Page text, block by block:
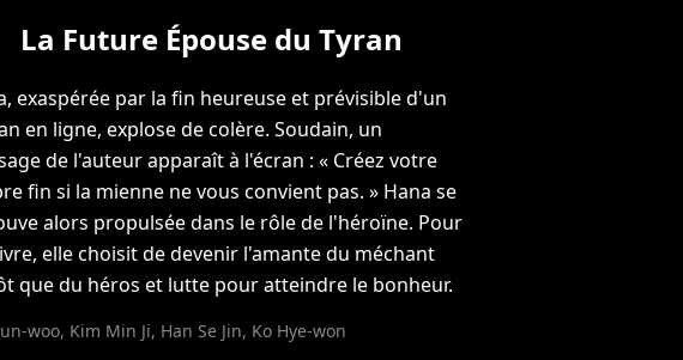
La Future Épouse du Tyran
exaspérée par la fin heureuse et prévisible d'un
en ligne, explose de colère. Soudain, un
de l'auteur apparaît à l'écran : « Créez votre
fin si la mienne ne vous convient pas. » Hana se
alors propulsée dans le rôle de l'héroïne. Pour
elle choisit de devenir l'amante du méchant
que du héros et lutte pour atteindre le bonheur.
woo, Kim Min Ji, Han Se Jin, Ko Hye-won